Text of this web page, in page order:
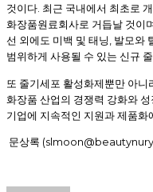
것이다. 최근 국내에서 최초로
화장품원료회사로 거듭날 것이
선 외에도 미백 및 태닝 , 발모와
범위하게 사용될 수 있는 신규
또 줄기세포 활성화제뿐만 아니
화장품 산업의 경쟁력 강화와
기업에 지속적인 지원과 제품
문상록